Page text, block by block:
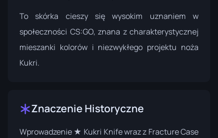
To skórka cieszy się wysokim uznaniem w
społeczności CS:GO, znana z charakterystycznej
mieszanki kolorów i niezwykłego projektu noża
Kukri.
Znaczenie Historyczne
Wprowadzenie ★ Kukri Knife wraz z Fracture Case